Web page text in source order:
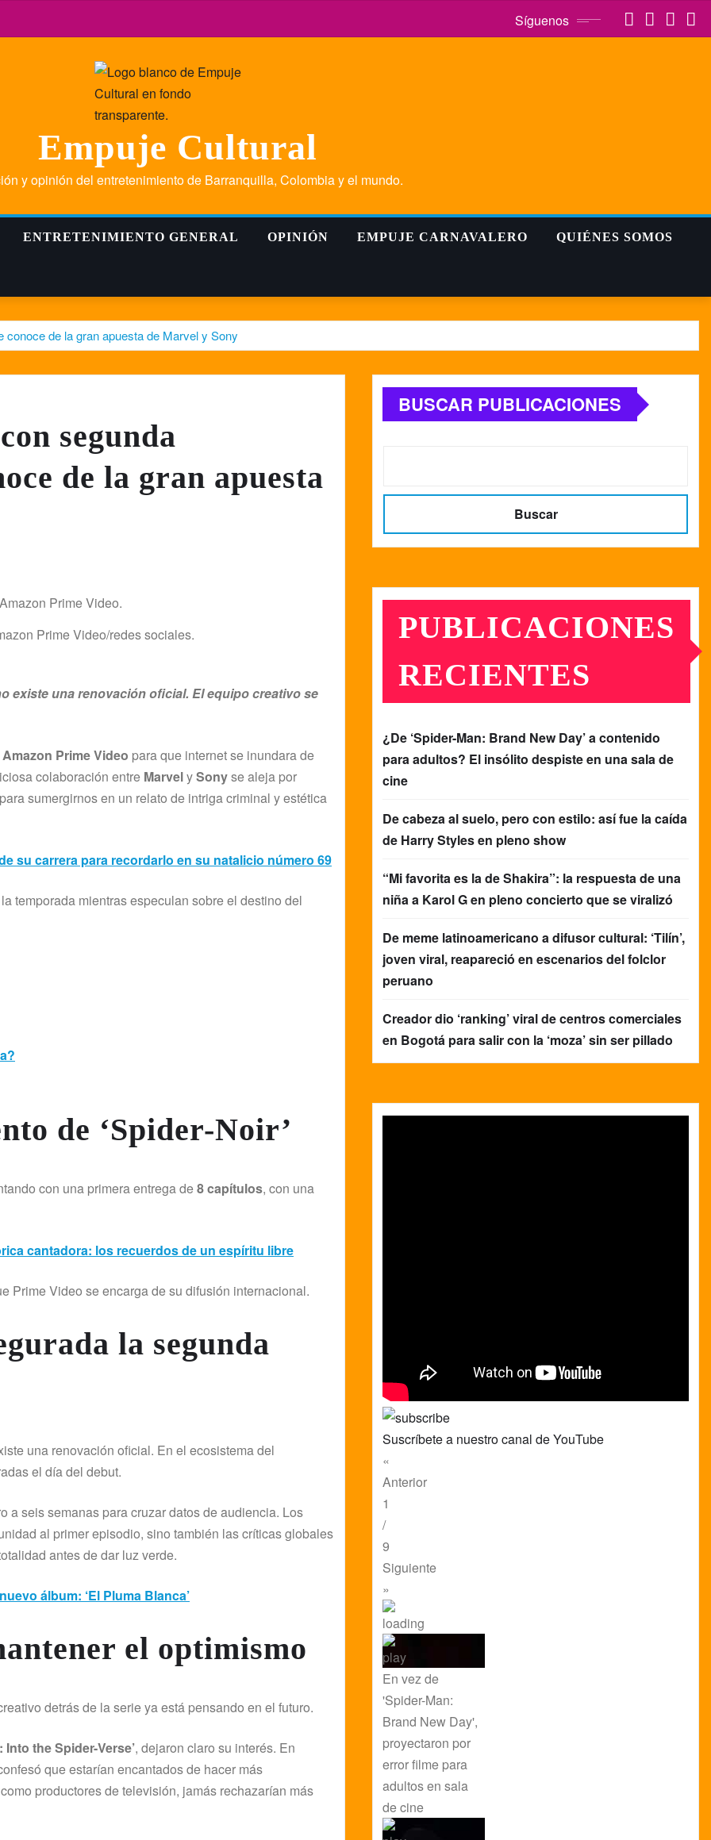
Síguenos
Empuje Cultural
y opinión del entretenimiento de Barranquilla, Colombia y el mundo.
ENTRETENIMIENTO GENERAL OPINIÓN EMPUJE CARNAVALERO QUIÉNES SOMOS
conoce de la gran apuesta de Marvel y Sony
segunda
de la gran apuesta
Prime Video/redes sociales.
existe una renovación oficial. El equipo creativo se
Amazon Prime Video para que internet se inundara de
colaboración entre MarvelySonyse aleja por
sumergirnos en un relato de intriga criminal y estética
su carrera para recordarlo en su natalicio número 69
temporada mientras especulan sobre el destino del
de ‘Spider-Noir’
con una primera entrega de8 capítulos, con una
cantadora: los recuerdos de un espíritu libre
Prime Video se encarga de su difusión internacional.
la segunda
una renovación oficial. En el ecosistema del
el día del debut.
a seis semanas para cruzar datos de audiencia. Los
al primer episodio, sino también las críticas globales
antes de dar luz verde.
álbum: ‘El Pluma Blanca’
el optimismo
detrás de la serie ya está pensando en el futuro.
Into the Spider-Verse’, dejaron claro su interés. En
que estarían encantados de hacer más
productores de televisión, jamás rechazarían más
BUSCAR PUBLICACIONES
Buscar
PUBLICACIONES
RECIENTES
¿De ‘Spider-Man: Brand New Day’ a contenido
para adultos? El insólito despiste en una sala de
cine
De cabeza al suelo, pero con estilo: así fue la caída
de Harry Styles en pleno show
“Mi favorita es la de Shakira”: la respuesta de una
niña a Karol G en pleno concierto que se viralizó
De meme latinoamericano a difusor cultural: ‘Tilín’,
joven viral, reapareció en escenarios del folclor
peruano
Creador dio ‘ranking’ viral de centros comerciales
en Bogotá para salir con la ‘moza’ sin ser pillado
Suscríbete a nuestro canal de YouTube
«
Anterior
1
/
9
Siguiente
»
En vez de
'Spider-Man:
Brand New Day',
proyectaron por
error filme para
adultos en sala
de cine